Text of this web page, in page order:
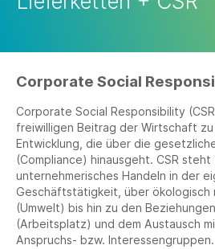
Corporate Social
Corporate Social Responsibility
freiwilligen Beitrag der Wirtschaft
Entwicklung, die über die
(Compliance) hinausgeht. CSR
unternehmerisches Handeln in der
Geschäftstätigkeit, über ökologisch
(Umwelt) bis hin zu den
(Arbeitsplatz) und dem Austausch
Anspruchs- bzw. Interessengruppen.